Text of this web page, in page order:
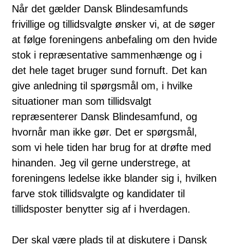
Når det gælder Dansk Blindesamfunds
frivillige og tillidsvalgte ønsker vi, at de søger
at følge foreningens anbefaling om den hvide
stok i repræsentative sammenhænge og i
det hele taget bruger sund fornuft. Det kan
give anledning til spørgsmål om, i hvilke
situationer man som tillidsvalgt
repræsenterer Dansk Blindesamfund, og
hvornår man ikke gør. Det er spørgsmål,
som vi hele tiden har brug for at drøfte med
hinanden. Jeg vil gerne understrege, at
foreningens ledelse ikke blander sig i, hvilken
farve stok tillidsvalgte og kandidater til
tillidsposter benytter sig af i hverdagen.
Der skal være plads til at diskutere i Dansk